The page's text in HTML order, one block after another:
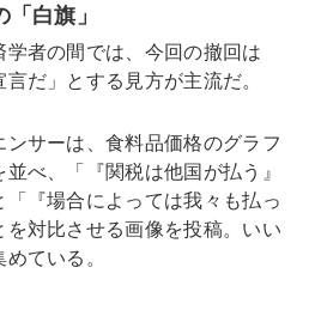
白旗」
者の間では、今回の撤回は
だ」とする見方が主流だ。
サーは、食料品価格のグラフ
べ、「『関税は他国が払う』
『場合によっては我々も払っ
対比させる画像を投稿。いい
ている。